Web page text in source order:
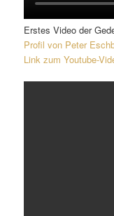
Erstes Video der
Profil von Peter
Link zum Youtube-